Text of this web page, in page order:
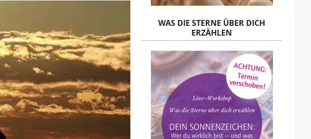
WAS DIE STERNE ÜBER DICH
ERZÄHLEN